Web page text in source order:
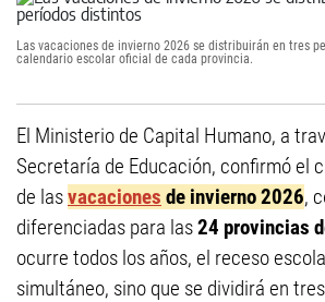
Las vacaciones de invierno 2026 se distribuirán en tres
calendario escolar oficial de cada provincia.
El Ministerio de Capital Humano, a
Secretaría de Educación, confirmó el
de lasvacaciones de invierno 2026,
diferenciadas para las24 provincias
ocurre todos los años, el receso
simultáneo, sino que se dividirá en